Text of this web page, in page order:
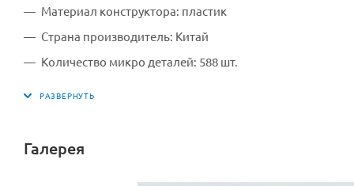
Материал конструктора: пластик
Страна производитель: Китай
Количество микро деталей: 588 шт.
для детей старше 8 лет (содержит мелкие детали).
Галерея